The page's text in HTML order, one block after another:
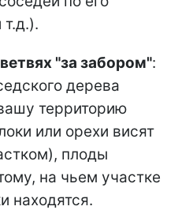
"за забором":
дерева
территорию
или орехи висят
плоды
на чьем участке
находятся.